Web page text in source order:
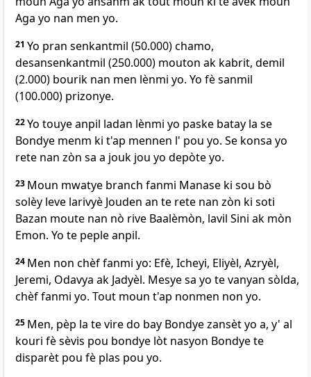
Aga yo nan men yo.
21 Yo pran senkantmil (50.000) chamo,
desansenkantmil (250.000) mouton ak kabrit, demil
(2.000) bourik nan men lènmi yo. Yo fè sanmil
(100.000) prizonye.
22Yo touye anpil ladan lènmi yo paske batay la se
Bondye menm ki t'ap mennen l' pou yo. Se konsa yo
rete nan zòn sa a jouk jou yo depòte yo.
23 Moun mwatye branch fanmi Manase ki sou bò
solèy leve larivyè Jouden an te rete nan zòn ki soti
Bazan moute nan nò rive Baalèmòn, lavil Sini ak mòn
Emon. Yo te peple anpil.
24 Men non chèf fanmi yo: Efè, Icheyi, Eliyèl, Azryèl,
Jeremi, Odavya ak Jadyèl. Mesye sa yo te vanyan sòlda,
chèf fanmi yo. Tout moun t'ap nonmen non yo.
25 Men, pèp la te vire do bay Bondye zansèt yo a, y' al
kouri fè sèvis pou bondye lòt nasyon Bondye te
disparèt pou fè plas pou yo.